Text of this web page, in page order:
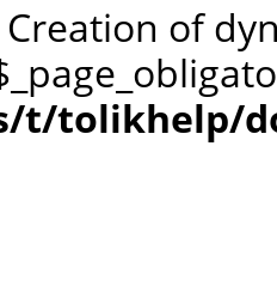
Creation of
t/tolikhelp/